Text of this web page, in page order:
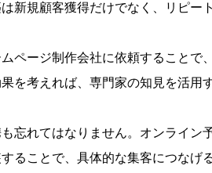
新規顧客獲得だけでなく、リピー
ページ制作会社に依頼することで
を考えれば、専門家の知見を活用
忘れてはなりません。オンライン
ることで、具体的な集客につなげ